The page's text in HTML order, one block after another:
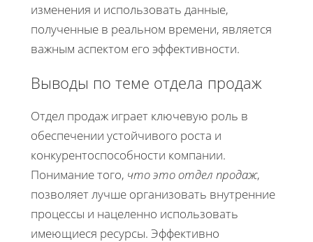
изменения и использовать данные,
полученные в реальном времени, является
важным аспектом его эффективности.
Выводы по теме отдела продаж
Отдел продаж играет ключевую роль в
обеспечении устойчивого роста и
конкурентоспособности компании.
Понимание того, что это отдел продаж,
позволяет лучше организовать внутренние
процессы и нацеленно использовать
имеющиеся ресурсы. Эффективно